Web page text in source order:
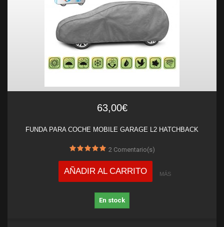
63,00€
FUNDA PARA COCHE MOBILE GARAGE L2 HATCHBACK
2Comentario(s)
AÑADIR AL CARRITO MÁS
En stock